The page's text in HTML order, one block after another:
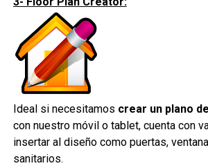
Ideal si necesitamos crear un plano
con nuestro móvil o tablet, cuenta con
insertar al diseño como puertas,
sanitarios.